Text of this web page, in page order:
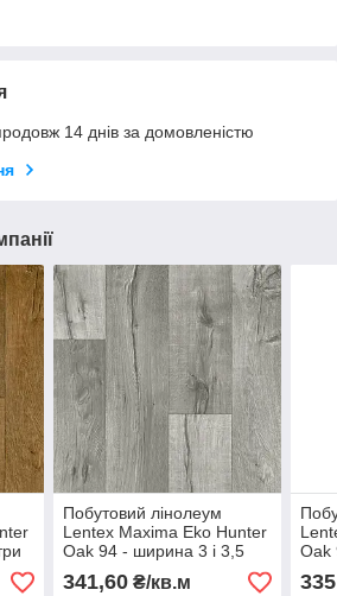
14 днів за домовленістю
Побутовий лінолеум
Lentex Maxima Eko Hunter
Oak 94 - ширина 3 і 3,5
метри
341,60₴/кв.м
Oak